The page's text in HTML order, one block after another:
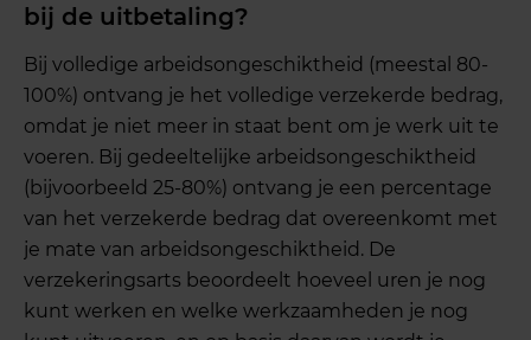
bij de uitbetaling?
Bij volledige arbeidsongeschiktheid (meestal 80-
100%) ontvang je het volledige verzekerde bedrag,
omdat je niet meer in staat bent om je werk uit te
voeren. Bij gedeeltelijke arbeidsongeschiktheid
(bijvoorbeeld 25-80%) ontvang je een percentage
van het verzekerde bedrag dat overeenkomt met
je mate van arbeidsongeschiktheid. De
verzekeringsarts beoordeelt hoeveel uren je nog
kunt werken en welke werkzaamheden je nog